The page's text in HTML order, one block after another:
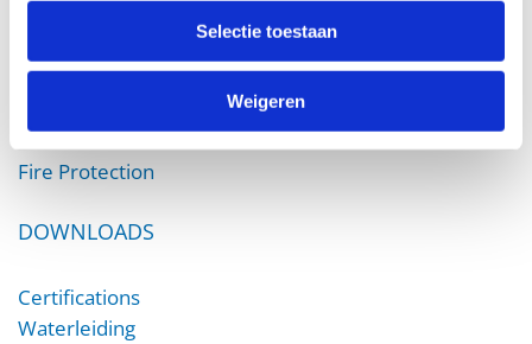
Selectie toestaan
Weigeren
Waterworks
Fire Protection
DOWNLOADS
Certifications
Waterleiding